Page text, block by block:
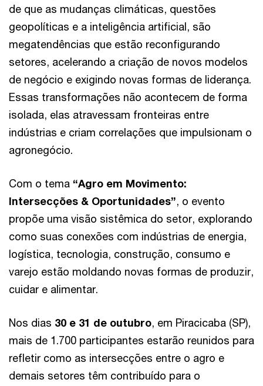
de que as mudanças climáticas, questões
geopolíticas e a inteligência artificial, são
megatendências que estão reconfigurando
setores, acelerando a criação de novos modelos
de negócio e exigindo novas formas de liderança.
Essas transformações não acontecem de forma
isolada, elas atravessam fronteiras entre
indústrias e criam correlações que impulsionam o
agronegócio.
Com o tema “Agro em Movimento:
Intersecções & Oportunidades”, o evento
propõe uma visão sistêmica do setor, explorando
como suas conexões com indústrias de energia,
logística, tecnologia, construção, consumo e
varejo estão moldando novas formas de produzir,
cuidar e alimentar.
Nos dias 30 e 31 de outubro, em Piracicaba (SP),
mais de 1.700 participantes estarão reunidos para
refletir como as intersecções entre o agro e
demais setores têm contribuído para o